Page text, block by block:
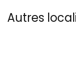
Autres